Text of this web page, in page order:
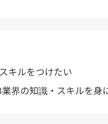
キルをつけたい
界の知識・スキルを身